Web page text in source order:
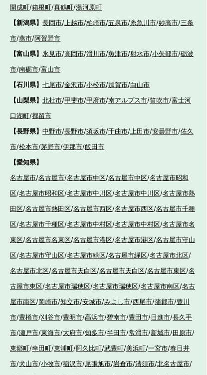
開成町/箱根町/真鶴町/湯河原町
【新潟県】 長岡市/ 上越市/柏崎市/五泉市/糸魚川市/妙高市/三条
市/燕市/阿賀野市
【富山県】 氷見市/高岡市/滑川市/魚津市/射水市/小矢部市/砺波
市/南砺市/富山市
【石川県】 七尾市/金沢市/小松市/加賀市/白山市
【山梨県】 北杜市/甲斐市/甲府市/南アルプス市/笛吹市/富士河
口湖町/都留市
【長野県】 中野市/長野市/須坂市/千曲市/ 上田市/安曇野市/佐久
市/松本市/茅野市/伊那市/飯田市
【愛知県】
名古屋市/名古屋市/名古屋市中区/名古屋市中区/名古屋市昭和
区/名古屋市昭和区/名古屋市中川区/名古屋市中川区/名古屋市熱
田区/名古屋市熱田区/名古屋市西区/名古屋市西区/名古屋市千種
区/名古屋市千種区/名古屋市中村区/名古屋市中村区/名古屋市名
東区/名古屋市名東区/名古屋市港区/名古屋市港区/名古屋市守山
区/名古屋市守山区/名古屋市緑区/名古屋市緑区/名古屋市北区/
名古屋市北区/名古屋市天白区/名古屋市天白区/名古屋市東区/名
古屋市東区/名古屋市瑞穂区/名古屋市瑞穂区/名古屋市南区/名古
屋市南区/岡崎市/知立市/安城市/みよし市/西尾市/蒲郡市/豊川
市/豊橋市/刈谷市/豊明市/高浜市/碧南市/豊田市/日進市/長久手
市/瀬戸市/東海市/大府市/知多市/半田市/常滑市/新城市/田原市/
東郷町/幸田町/東浦町/阿久比町/武豊町/美浜町/一宮市/春日井
市/犬山市/小牧市/稲沢市/尾張旭市/岩倉市/清須市/北名古屋市/